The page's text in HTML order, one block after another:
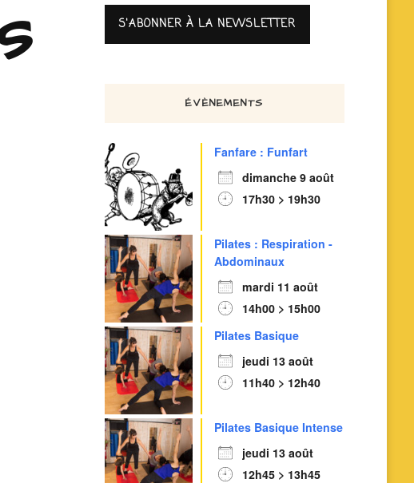
ÉVÈNEMENTS
Fanfare : Funfart
dimanche 9 août
17h30 > 19h30
Pilates : Respiration -
Abdominaux
mardi 11 août
14h00 > 15h00
Pilates Basique
jeudi 13 août
11h40 > 12h40
Pilates Basique Intense
jeudi 13 août
12h45 > 13h45